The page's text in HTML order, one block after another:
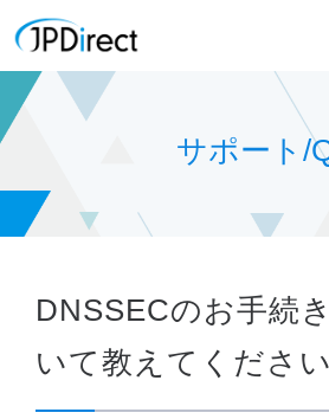
サポート/
DNSSECのお手続
いて教えてください